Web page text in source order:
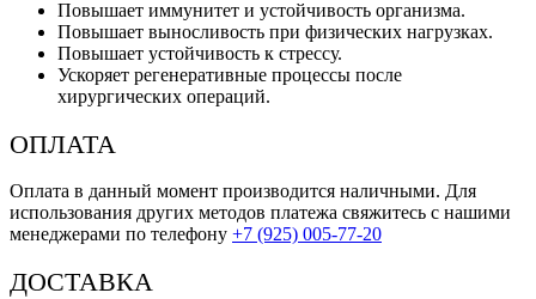
Повышает иммунитет и устойчивость организма.
Повышает выносливость при физических нагрузках.
Повышает устойчивость к стрессу.
Ускоряет регенеративные процессы после
хирургических операций.
ОПЛАТА
Оплата в данный момент производится наличными. Для
использования других методов платежа свяжитесь с нашими
менеджерами по телефону +7 (925) 005-77-20
ДОСТАВКА